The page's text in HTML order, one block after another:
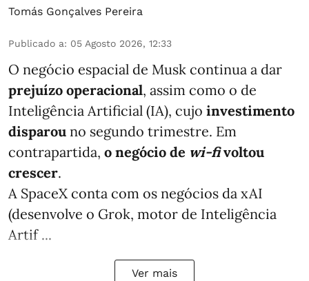
Tomás Gonçalves Pereira
Publicado a: 05 Agosto 2026, 12:33
O negócio espacial de Musk continua a dar
prejuízo operacional, assim como o de
Inteligência Artificial (IA), cujo investimento
disparou no segundo trimestre. Em
contrapartida, o negócio de wi-fivoltou
crescer.
A SpaceX conta com os negócios da xAI
(desenvolve o Grok, motor de Inteligência
Artif ...
Ver mais